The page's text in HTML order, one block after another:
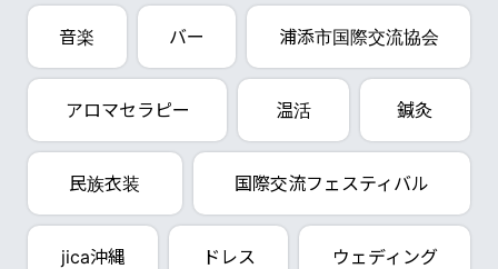
音楽 バー 浦添市国際交流協会
アロマセラピー 温活 鍼灸
民族衣装 国際交流フェスティバル
jica沖縄 ドレス ウェディング